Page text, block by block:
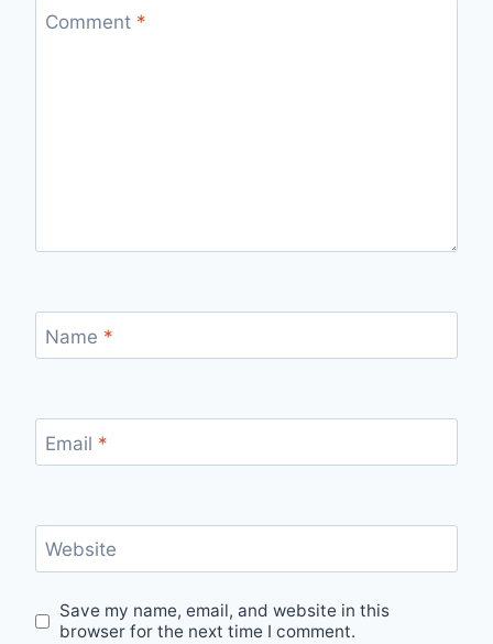
Comment *
Name *
Email *
Website
Save my name, email, and website in this
browser for the next time I comment.